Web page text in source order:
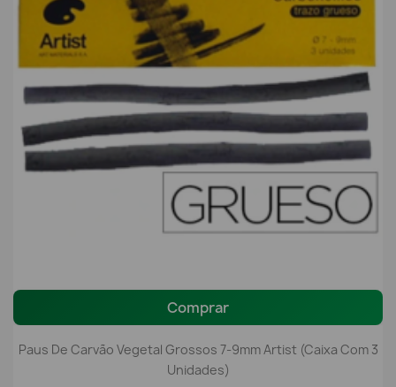
Comprar
Paus De Carvão Vegetal Grossos 7-9mm Artist (Caixa Com 3
Unidades)